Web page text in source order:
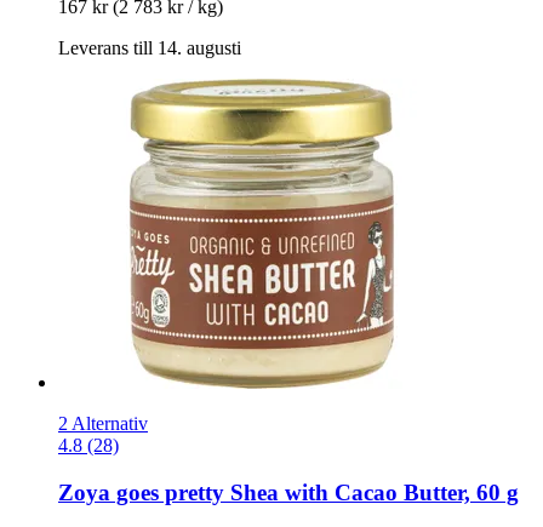
167 kr (2 783 kr / kg)
Leverans till 14. augusti
2 Alternativ
4.8 (28)
Zoya goes pretty Shea with Cacao Butter, 60 g